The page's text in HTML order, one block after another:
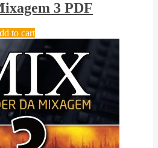
3 PDF
to cart